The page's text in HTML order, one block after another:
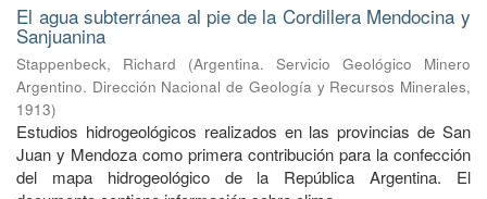
El agua subterránea al pie de la Cordillera Mendocina y
Sanjuanina
Stappenbeck, Richard (Argentina. Servicio Geológico Minero
Argentino. Dirección Nacional de Geología y Recursos Minerales,
1913)
Estudios hidrogeológicos realizados en las provincias de San
Juan y Mendoza como primera contribución para la confección
del mapa hidrogeológico de la República Argentina. El